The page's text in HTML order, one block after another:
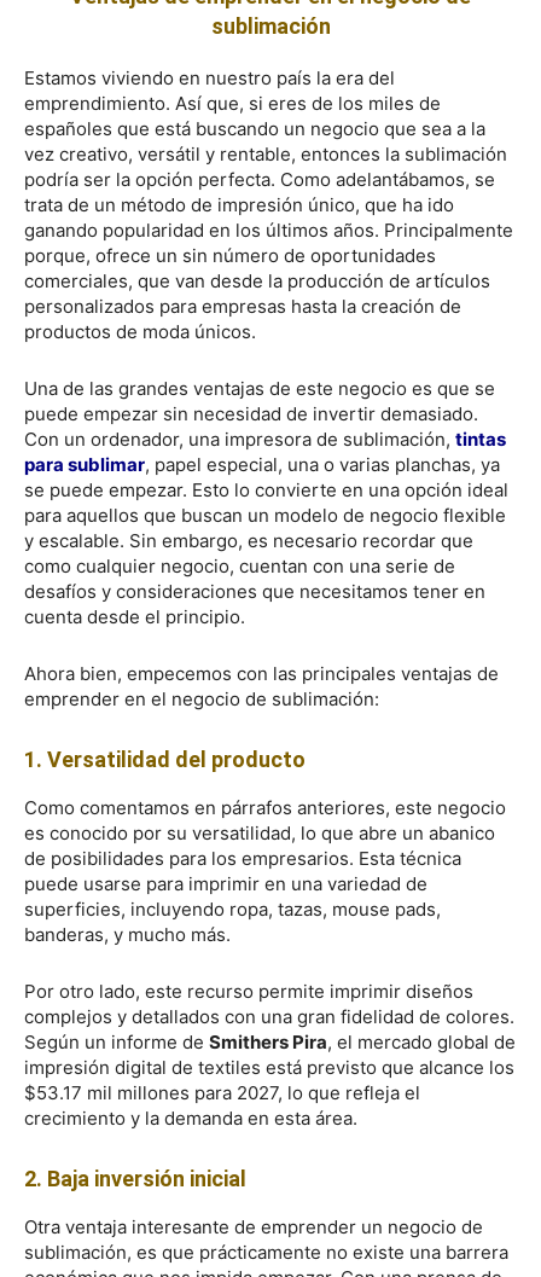
sublimación
Estamos viviendo en nuestro país la era del
emprendimiento. Así que, si eres de los miles de
españoles que está buscando un negocio que sea a la
vez creativo, versátil y rentable, entonces la sublimación
podría ser la opción perfecta. Como adelantábamos, se
trata de un método de impresión único, que ha ido
ganando popularidad en los últimos años. Principalmente
porque, ofrece un sin número de oportunidades
comerciales, que van desde la producción de artículos
personalizados para empresas hasta la creación de
productos de moda únicos.
Una de las grandes ventajas de este negocio es que se
puede empezar sin necesidad de invertir demasiado.
Con un ordenador, una impresora de sublimación, tintas
para sublimar, papel especial, una o varias planchas, ya
se puede empezar. Esto lo convierte en una opción ideal
para aquellos que buscan un modelo de negocio flexible
y escalable. Sin embargo, es necesario recordar que
como cualquier negocio, cuentan con una serie de
desafíos y consideraciones que necesitamos tener en
cuenta desde el principio.
Ahora bien, empecemos con las principales ventajas de
emprender en el negocio de sublimación:
1. Versatilidad del producto
Como comentamos en párrafos anteriores, este negocio
es conocido por su versatilidad, lo que abre un abanico
de posibilidades para los empresarios. Esta técnica
puede usarse para imprimir en una variedad de
superficies, incluyendo ropa, tazas, mouse pads,
banderas, y mucho más.
Por otro lado, este recurso permite imprimir diseños
complejos y detallados con una gran fidelidad de colores.
Según un informe de Smithers Pira, el mercado global de
impresión digital de textiles está previsto que alcance los
$53.17 mil millones para 2027, lo que refleja el
crecimiento y la demanda en esta área.
2. Baja inversión inicial
Otra ventaja interesante de emprender un negocio de
sublimación, es que prácticamente no existe una barrera